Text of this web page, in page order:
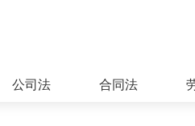
公司法 合同法